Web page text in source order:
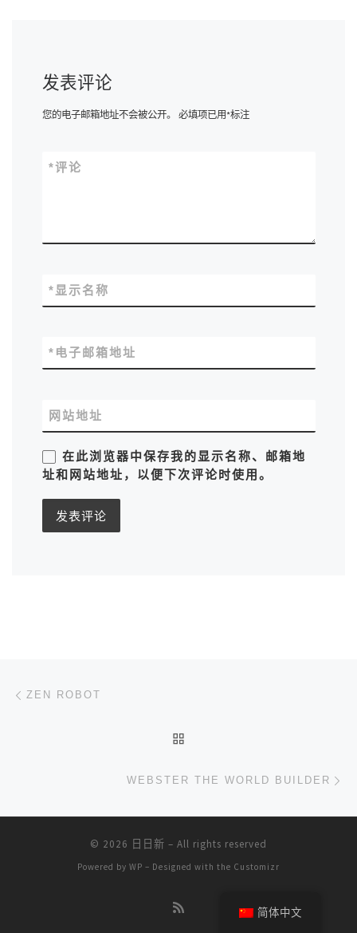
发表评论
您的电子邮箱地址不会被公开。 必填项已用*标注
评论
*
显示名称
*
电子邮箱地址
*
网站地址
在此浏览器中保存我的显示名称、邮箱地
址和网站地址，以便下次评论时使用。
文章导航
ZEN ROBOT
WEBSTER THE WORLD BUILDER
© 2026 日日新 – All rights reserved
Powered by WP – Designed with the Customizr
简体中文